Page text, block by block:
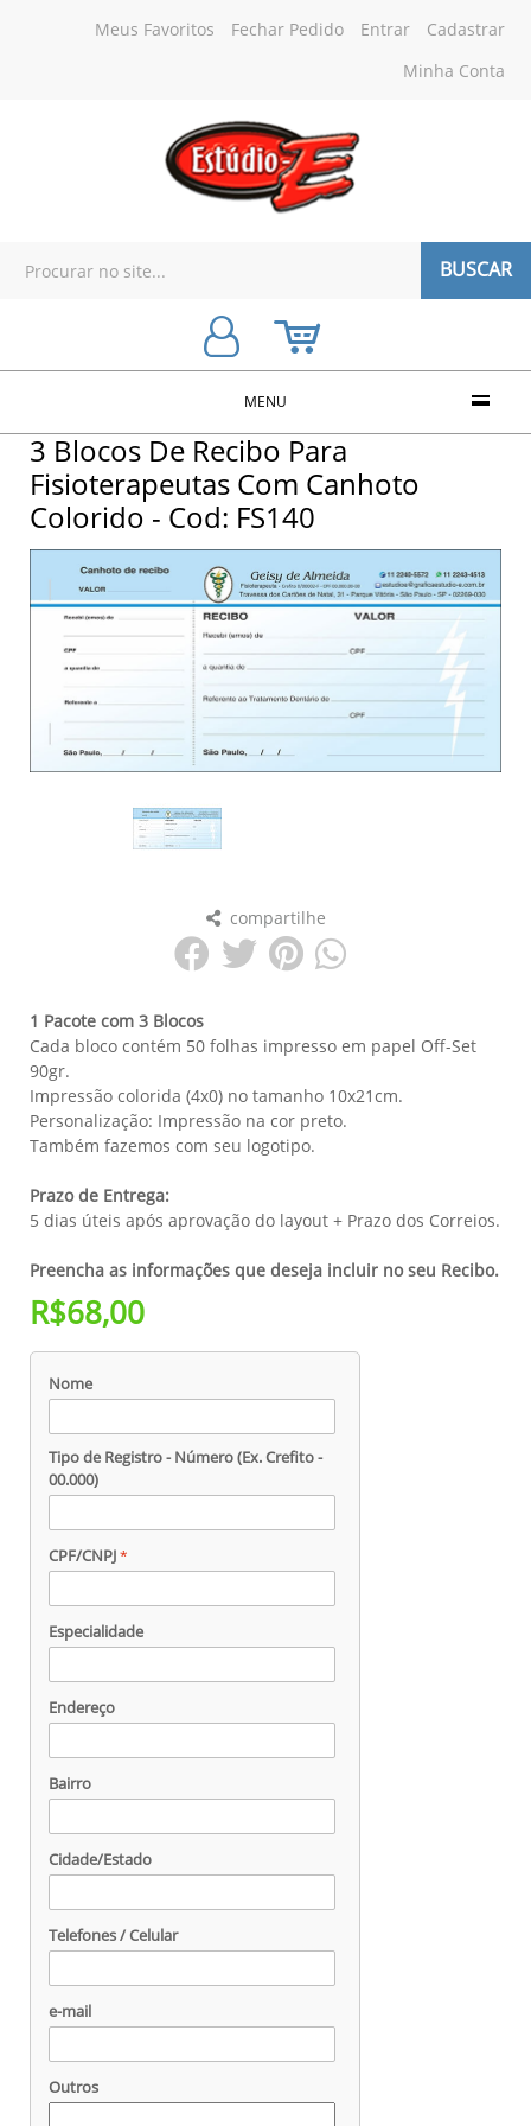
Cadastrar
Entrar
Fechar Pedido
Meus Favoritos
Minha Conta
BUSCAR
MENU
3 Blocos De Recibo Para
Fisioterapeutas Com Canhoto
Colorido - Cod: FS140
compartilhe
1 Pacote com 3 Blocos
Cada bloco contém 50 folhas impresso em papel Off-Set
90gr.
Impressão colorida (4x0) no tamanho 10x21cm.
Personalização: Impressão na cor preto.
Também fazemos com seu logotipo.
Prazo de Entrega:
5 dias úteis após aprovação do layout + Prazo dos Correios.
Preencha as informações que deseja incluir no seu Recibo.
R$68,00
Nome
Tipo de Registro - Número (Ex. Crefito -
00.000)
CPF/CNPJ
Especialidade
Endereço
Bairro
Cidade/Estado
Telefones / Celular
e-mail
Outros